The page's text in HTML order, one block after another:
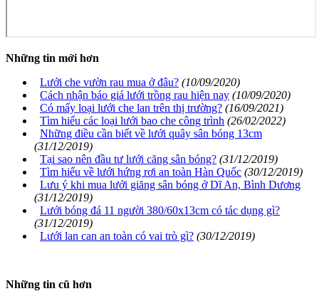
Những tin mới hơn
Lưới che vườn rau mua ở đâu? (10/09/2020)
Cách nhận báo giá lưới trồng rau hiện nay (10/09/2020)
Có mấy loại lưới che lan trên thị trường? (16/09/2021)
Tìm hiểu các loại lưới bao che công trình (26/02/2022)
Những điều cần biết về lưới quây sân bóng 13cm
(31/12/2019)
Tại sao nên đầu tư lưới căng sân bóng? (31/12/2019)
Tìm hiểu về lưới hứng rơi an toàn Hàn Quốc (30/12/2019)
Lưu ý khi mua lưới giăng sân bóng ở Dĩ An, Bình Dương
(31/12/2019)
Lưới bóng đá 11 người 380/60x13cm có tác dụng gì?
(31/12/2019)
Lưới lan can an toàn có vai trò gì? (30/12/2019)
Những tin cũ hơn